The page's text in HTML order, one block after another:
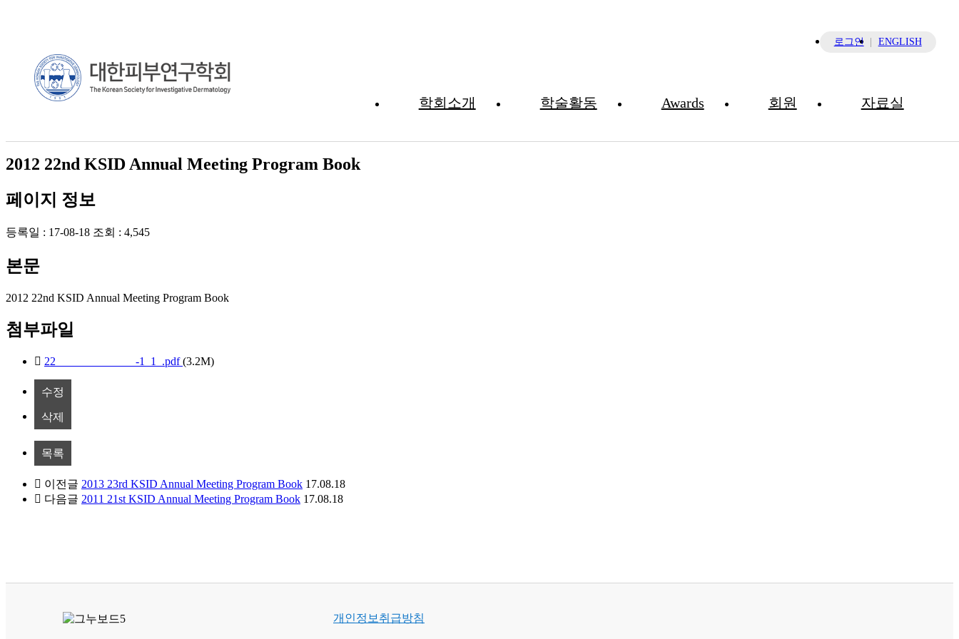
ENGLISH
로그인
학회소개 학술활동 Awards 회원 자료실
2012 22nd KSID Annual Meeting Program Book
페이지 정보
등록일 : 17-08-18 조회 : 4,545
본문
2012 22nd KSID Annual Meeting Program Book
첨부파일
22______________-1_1_.pdf(3.2M)
수정
삭제
목록
이전글 2013 23rd KSID Annual Meeting Program Book 17.08.18
다음글 2011 21st KSID Annual Meeting Program Book 17.08.18
개인정보취급방침